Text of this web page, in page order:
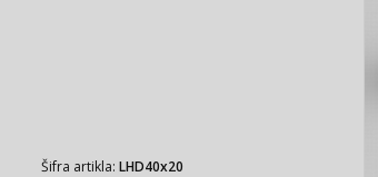
Šifra artikla:LHD40x20